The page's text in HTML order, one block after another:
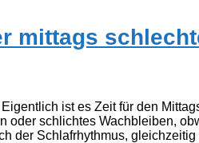
mittags
ist es Zeit für den
oder schlichtes Wachbleiben,
der Schlafrhythmus,